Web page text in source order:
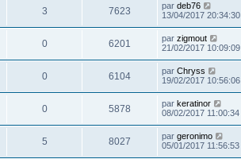
3 7623 par deb76
13/04/2017 20:34:30
0 6201 par zigmout
21/02/2017 10:09:09
0 6104 par Chryss
19/02/2017 10:56:06
0 5878 par keratinor
08/02/2017 11:00:34
5 8027 par geronimo
05/01/2017 11:56:53